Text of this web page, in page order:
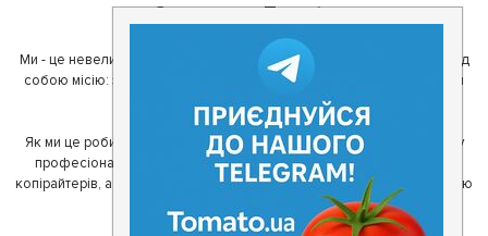
О команде Tomato
Ми - це невелика команда ентузіастів з України. Ми поставили перед
собою місію: зробити так, щоб де б в Україні ви не знаходилися, ви
завжди могли смачно поїсти.
Як ми це робимо? Для початку, ми зібрали приголомшливу команду
професіоналів - фахівців з дизайну, програмування, маркетингу,
копірайтерів, а за сумісництвом - любителів гарної їжі. З їх допомогою
ми створили Томато.